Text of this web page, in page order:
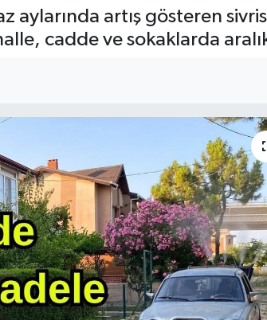
BİST100
13.779
-
aylarında artış gösteren
cadde ve sokaklarda